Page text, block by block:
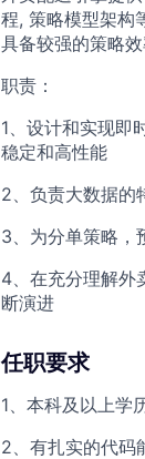
程, 策略模型架构
具备较强的策略
职责：
1、设计和实现即
稳定和高性能
2、负责大数据的
3、为分单策略，
4、在充分理解外
断演进
任职要求
1、本科及以上学
2、有扎实的代码